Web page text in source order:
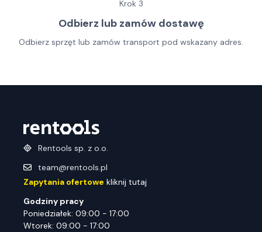
Krok 3
Odbierz lub zamów dostawę
Odbierz sprzęt lub zamów transport pod wskazany adres.
Rentools sp. z o.o.
team@rentools.pl
Zapytania ofertowe kliknij tutaj
Godziny pracy
Poniedziałek: 09:00 - 17:00
Wtorek: 09:00 - 17:00